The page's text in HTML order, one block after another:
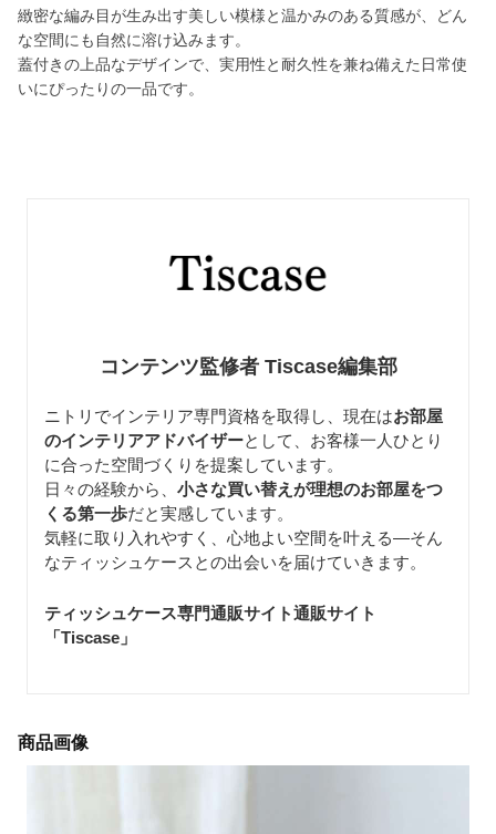
緻密な編み目が生み出す美しい模様と温かみのある質感が、どん
な空間にも自然に溶け込みます。
蓋付きの上品なデザインで、実用性と耐久性を兼ね備えた日常使
いにぴったりの一品です。
コンテンツ監修者 Tiscase編集部
ニトリでインテリア専門資格を取得し、現在はお部屋
のインテリアアドバイザーとして、お客様一人ひとり
に合った空間づくりを提案しています。
日々の経験から、 小さな買い替えが理想のお部屋をつ
くる第一歩だと実感しています。
気軽に取り入れやすく、心地よい空間を叶える—そん
なティッシュケースとの出会いを届けていきます。
ティッシュケース専門通販サイト通販サイト
「Tiscase 」
商品画像